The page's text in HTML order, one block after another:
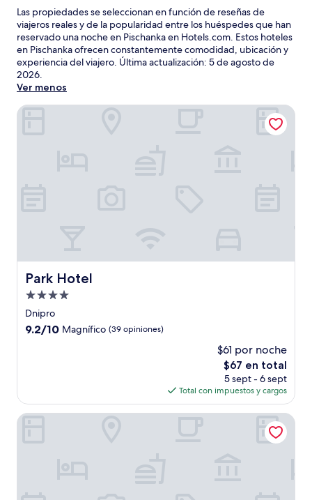
Las propiedades se seleccionan en función de reseñas de
viajeros reales y de la popularidad entre los huéspedes que han
reservado una noche en Pischanka en Hotels.com. Estos hoteles
en Pischanka ofrecen constantemente comodidad, ubicación y
experiencia del viajero. Última actualización: 5 de agosto de
2026.
Ver menos
Park Hotel
Park Hotel
Propiedad
de
4.0
Dnipro
9.2
9.2/10 Magnífico (39 opiniones)
$61 por noche
El
precio
actual
es
de
$67 en total
5 sept - 6 sept
Total con impuestos y cargos
Park Hotel
Grand Hotel Ukraine